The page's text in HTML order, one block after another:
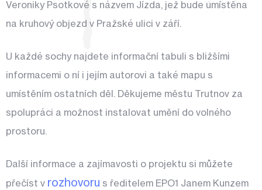
Veroniky Psotkové s názvem Jízda, jež bude umístěna
na kruhový objezd v Pražské ulici v září.
U každé sochy najdete informační tabuli s bližšími
informacemi o ní i jejím autorovi a také mapu s
umístěním ostatních děl. Děkujeme městu Trutnov za
spolupráci a možnost instalovat umění do volného
prostoru.
Další informace a zajímavosti o projektu si můžete
přečíst v rozhovoru s ředitelem EPO1 Janem Kunzem